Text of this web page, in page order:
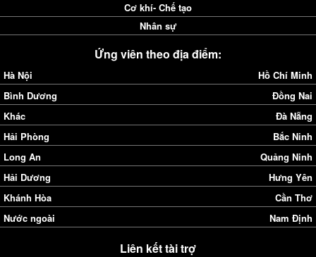
Cơ khí- Chế tạo
Nhân sự
Ứng viên theo địa điểm:
Hà Nội
Hồ Chí Minh
Bình Dương
Đồng Nai
Khác
Đà Nẵng
Hải Phòng
Bắc Ninh
Long An
Quảng Ninh
Hải Dương
Hưng Yên
Khánh Hòa
Cần Thơ
Nước ngoài
Nam Định
Liên kết tài trợ